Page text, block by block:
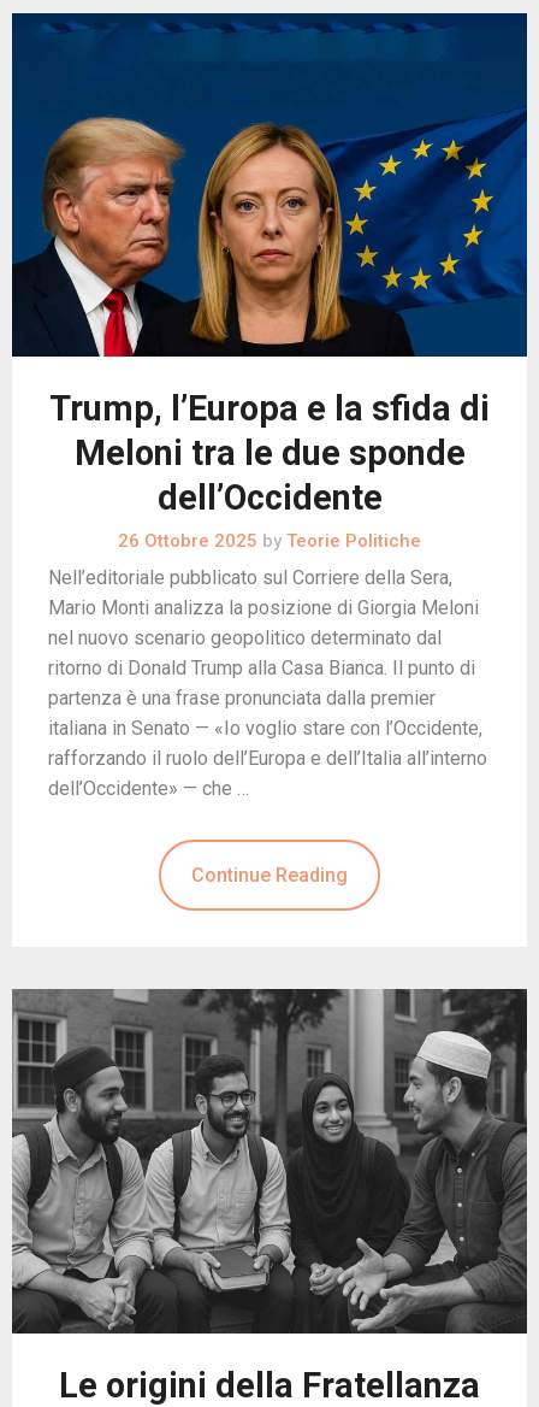
Trump, l’Europa e la sfida di
Meloni tra le due sponde
dell’Occidente
26 Ottobre 2025 by Teorie Politiche
Nell’editoriale pubblicato sul Corriere della Sera,
Mario Monti analizza la posizione di Giorgia Meloni
nel nuovo scenario geopolitico determinato dal
ritorno di Donald Trump alla Casa Bianca. Il punto di
partenza è una frase pronunciata dalla premier
italiana in Senato — «Io voglio stare con l’Occidente,
rafforzando il ruolo dell’Europa e dell’Italia all’interno
dell’Occidente» — che …
Continue Reading
Le origini della Fratellanza